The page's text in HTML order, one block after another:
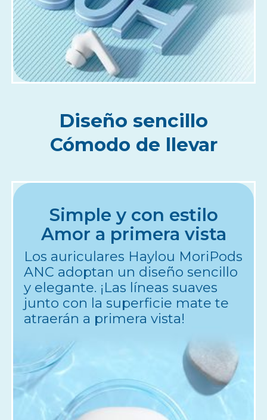
Diseño sencillo
Cómodo de llevar
Simple y con estilo
Amor a primera vista
Los auriculares Haylou MoriPods
ANC adoptan un diseño sencillo
y elegante. ¡Las líneas suaves
junto con la superficie mate te
atraerán a primera vista!